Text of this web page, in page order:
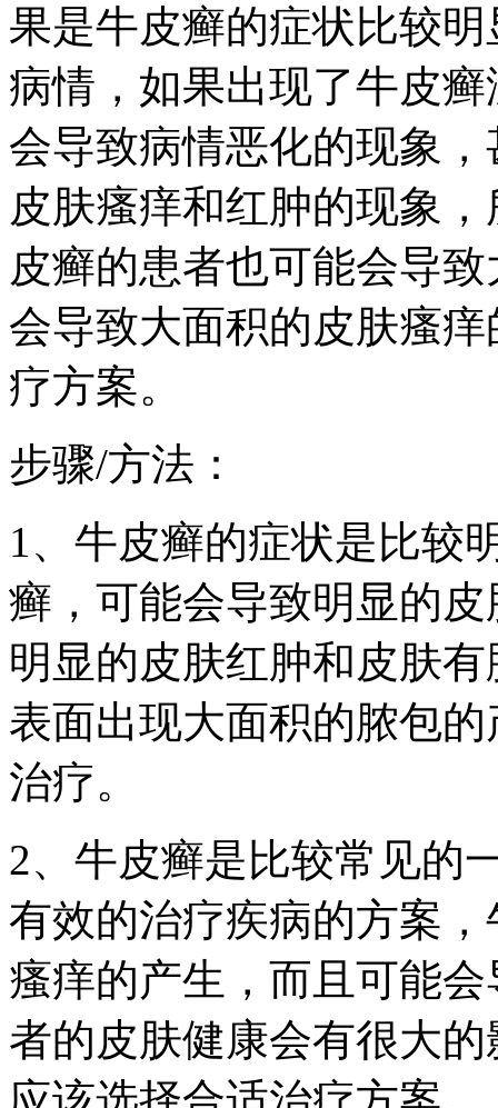
果是牛皮癣的症状比较
病情，如果出现了牛皮
会导致病情恶化的现象
皮肤瘙痒和红肿的现象
皮癣的患者也可能会导
会导致大面积的皮肤瘙
疗方案。
步骤/方法：
1、牛皮癣的症状是比较
癣，可能会导致明显的
明显的皮肤红肿和皮肤
表面出现大面积的脓包
治疗。
2、牛皮癣是比较常见的
有效的治疗疾病的方案
瘙痒的产生，而且可能
者的皮肤健康会有很大的